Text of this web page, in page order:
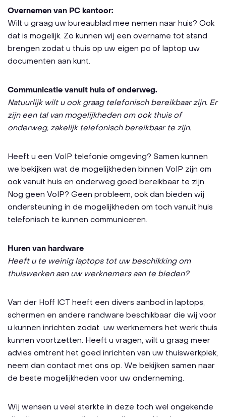
Overnemen van PC kantoor:
Wilt u graag uw bureaublad mee nemen naar huis? Ook
dat is mogelijk. Zo kunnen wij een overname tot stand
brengen zodat u thuis op uw eigen pc of laptop uw
documenten aan kunt.
Communicatie vanuit huis of onderweg.
Natuurlijk wilt u ook graag telefonisch bereikbaar zijn. Er
zijn een tal van mogelijkheden om ook thuis of
onderweg, zakelijk telefonisch bereikbaar te zijn.
Heeft u een VoIP telefonie omgeving? Samen kunnen
we bekijken wat de mogelijkheden binnen VoIP zijn om
ook vanuit huis en onderweg goed bereikbaar te zijn.
Nog geen VoIP? Geen probleem, ook dan bieden wij
ondersteuning in de mogelijkheden om toch vanuit huis
telefonisch te kunnen communiceren.
Huren van hardware
Heeft u te weinig laptops tot uw beschikking om
thuiswerken aan uw werknemers aan te bieden?
Van der Hoff ICT heeft een divers aanbod in laptops,
schermen en andere randware beschikbaar die wij voor
u kunnen inrichten zodat uw werknemers het werk thuis
kunnen voortzetten. Heeft u vragen, wilt u graag meer
advies omtrent het goed inrichten van uw thuiswerkplek,
neem dan contact met ons op. We bekijken samen naar
de beste mogelijkheden voor uw onderneming.
Wij wensen u veel sterkte in deze toch wel ongekende